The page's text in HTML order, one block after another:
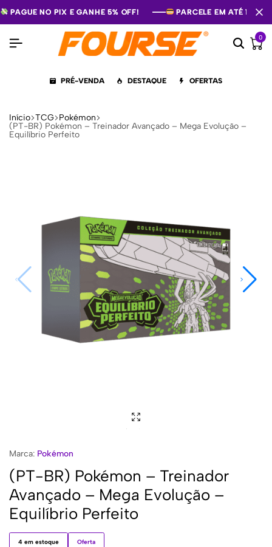
PAGUE NO PIX E GANHE 5% OFF! PARCELE EM ATÉ 12X
PAGUE NO PIX E GANHE 5% OFF! PARCELE EM ATÉ 12X
PAGUE NO PIX E GANHE 5% OFF! PARCELE EM ATÉ 12X
0
PRÉ-VENDA DESTAQUE OFERTAS
Início TCG Pokémon
(PT-BR) Pokémon – Treinador Avançado – Mega Evolução –
Equilíbrio Perfeito
Marca: Pokémon
(PT-BR) Pokémon – Treinador
Avançado – Mega Evolução –
Equilíbrio Perfeito
4 em estoque Oferta